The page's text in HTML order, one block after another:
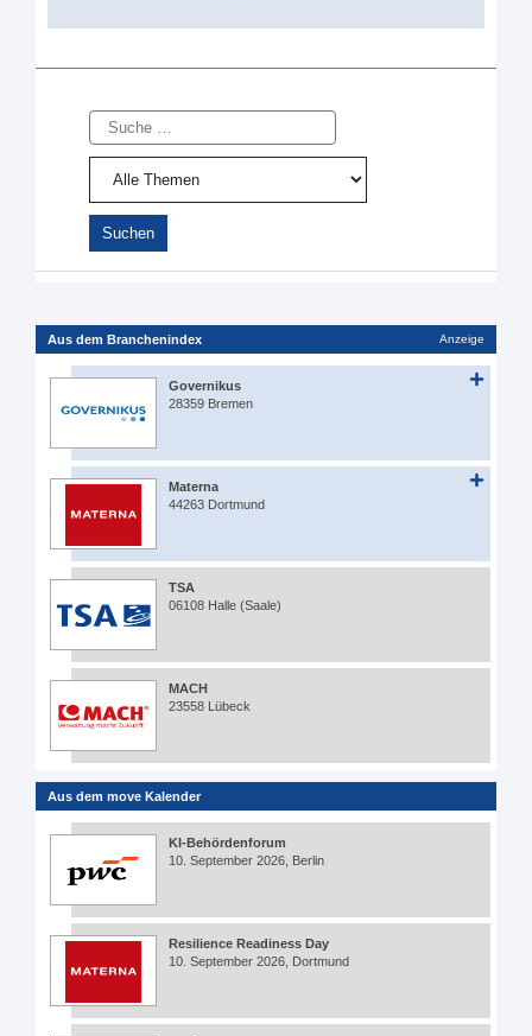
Suche
Aus dem Branchenindex Anzeige
Governikus
28359 Bremen
Materna
44263 Dortmund
TSA
06108 Halle (Saale)
MACH
23558 Lübeck
Aus dem move Kalender
KI-Behördenforum
10. September 2026, Berlin
Resilience Readiness Day
10. September 2026, Dortmund